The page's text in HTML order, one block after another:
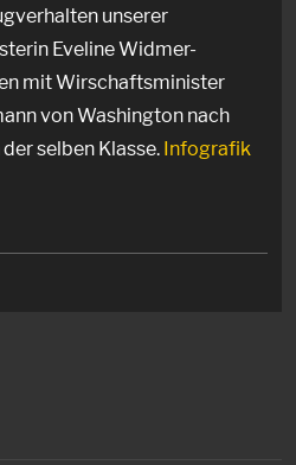
unserer
Eveline Widmer-
mit Wirschaftsminister
von Washington nach
selben Klasse.Infografik